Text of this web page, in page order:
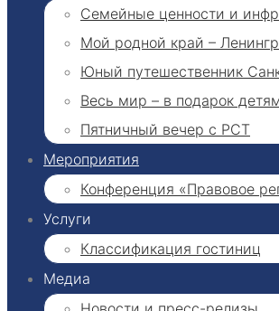
Семейные ценности и
Мой родной край –
Юный путешественник
Весь мир – в подарок
Пятничный вечер с РСТ
Мероприятия
Конференция «Правовое
Услуги
Классификация гостиниц​
Медиа